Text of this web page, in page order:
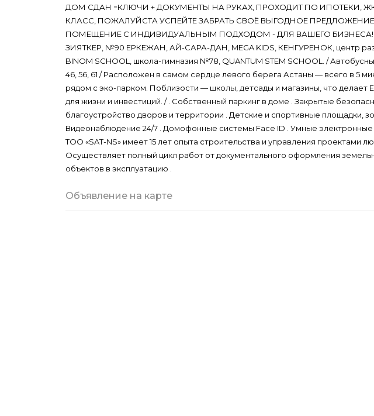
ДОМ СДАН =КЛЮЧИ + ДОКУМЕНТЫ НА РУКАХ, ПРОХОДИТ ПО ИПОТЕКИ,
КЛАСС, ПОЖАЛУЙСТА УСПЕЙТЕ ЗАБРАТЬ СВОЁ ВЫГОДНОЕ
ПОМЕЩЕНИЕ С ИНДИВИДУАЛЬНЫМ ПОДХОДОМ - ДЛЯ ВАШЕГО БИЗНЕСА!!!
ЗИЯТКЕР, №90 ЕРКЕЖАН, АЙ-САРА-ДАН, MEGA KIDS, КЕНГУРЕНОК, центр
BINOM SCHOOL, школа-гимназия №78, QUANTUM STEM SCHOOL. /
46, 56, 61 / Расположен в самом сердце левого берега Астаны — всего в 5
рядом с эко-парком. Поблизости — школы, детсады и магазины, что делает
для жизни и инвестиций. / . Собственный паркинг в доме . Закрытые
благоустройство дворов и территории . Детские и спортивные площадки,
Видеонаблюдение 24/7 . Домофонные системы Face ID . Умные
ТОО «SAT-NS» имеет 15 лет опыта строительства и управления проектами
Осуществляет полный цикл работ от документального оформления
объектов в эксплуатацию .
Объявление на карте